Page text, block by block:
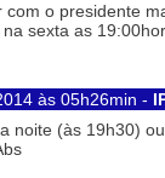
o presidente
sexta as
às 05h26min -
noite (às 19h30)